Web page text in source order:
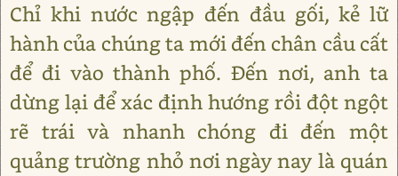
Chỉ khi nước ngập đến đầu gối, kẻ lữ
hành của chúng ta mới đến chân cầu cất
để đi vào thành phố. Đến nơi, anh ta
dừng lại để xác định hướng rồi đột ngột
rẽ trái và nhanh chóng đi đến một
quảng trường nhỏ nơi ngày nay là quán